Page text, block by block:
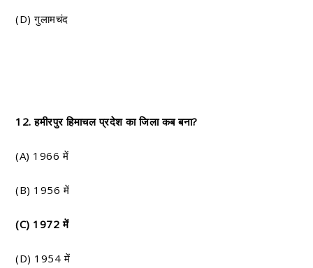
(D) गुलामचंद
12. हमीरपुर हिमाचल प्रदेश का जिला कब बना?
(A) 1966 में
(B) 1956 में
(C) 1972 में
(D) 1954 में